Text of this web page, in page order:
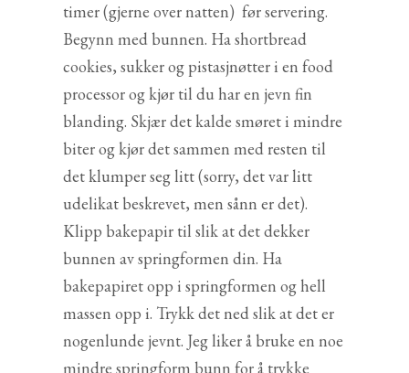
timer (gjerne over natten) før servering.
Begynn med bunnen. Ha shortbread
cookies, sukker og pistasjnøtter i en food
processor og kjør til du har en jevn fin
blanding. Skjær det kalde smøret i mindre
biter og kjør det sammen med resten til
det klumper seg litt (sorry, det var litt
udelikat beskrevet, men sånn er det).
Klipp bakepapir til slik at det dekker
bunnen av springformen din. Ha
bakepapiret opp i springformen og hell
massen opp i. Trykk det ned slik at det er
nogenlunde jevnt. Jeg liker å bruke en noe
mindre springform bunn for å trykke